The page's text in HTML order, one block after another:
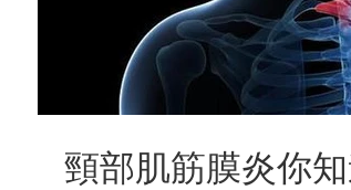
頸部肌筋膜炎你